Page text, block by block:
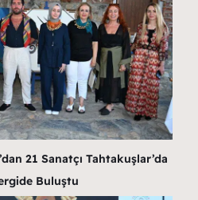
21 Sanatçı Tahtakuşlar’da
Buluştu